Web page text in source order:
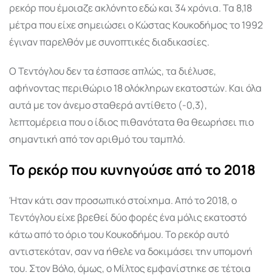
ρεκόρ που έμοιαζε ακλόνητο εδώ και 34 χρόνια. Τα 8,18
μέτρα που είχε σημειώσει ο Κώστας Κουκοδήμος το 1992
έγιναν παρελθόν με συνοπτικές διαδικασίες.
Ο Τεντόγλου δεν τα έσπασε απλώς, τα διέλυσε,
αφήνοντας περιθώριο 18 ολόκληρων εκατοστών. Και όλα
αυτά με τον άνεμο σταθερά αντίθετο (-0,3),
λεπτομέρεια που ο ίδιος πιθανότατα θα θεωρήσει πιο
σημαντική από τον αριθμό του ταμπλό.
Το ρεκόρ που κυνηγούσε από το 2018
Ήταν κάτι σαν προσωπικό στοίχημα. Από το 2018, ο
Τεντόγλου είχε βρεθεί δύο φορές ένα μόλις εκατοστό
κάτω από το όριο του Κουκοδήμου. Το ρεκόρ αυτό
αντιστεκόταν, σαν να ήθελε να δοκιμάσει την υπομονή
του. Στον Βόλο, όμως, ο Μίλτος εμφανίστηκε σε τέτοια